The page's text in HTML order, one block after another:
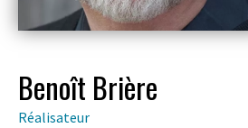
Benoît Brière
Réalisateur